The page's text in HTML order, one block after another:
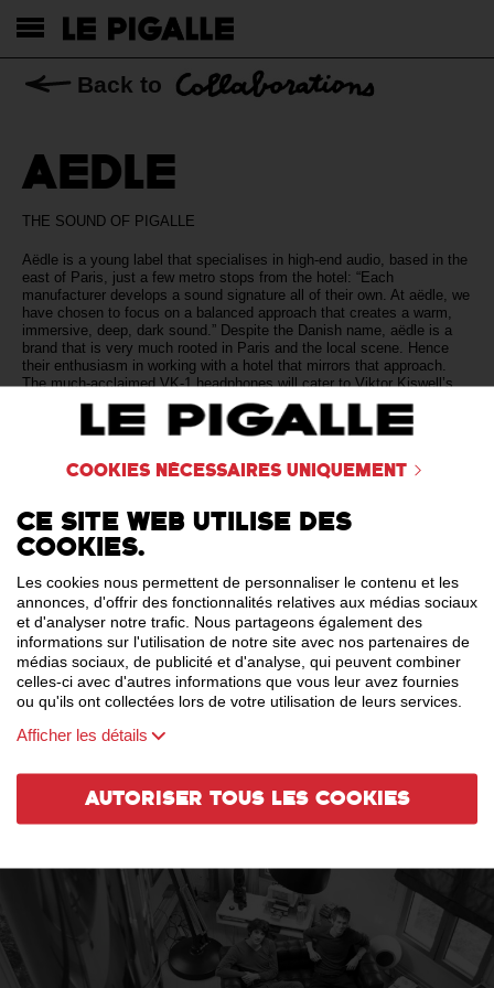
Cookies nécessaires uniquement
Ce site web utilise des
cookies.
Les cookies nous permettent de personnaliser le contenu et les
annonces, d'offrir des fonctionnalités relatives aux médias sociaux
et d'analyser notre trafic. Nous partageons également des
informations sur l'utilisation de notre site avec nos partenaires de
médias sociaux, de publicité et d'analyse, qui peuvent combiner
celles-ci avec d'autres informations que vous leur avez fournies
ou qu'ils ont collectées lors de votre utilisation de leurs services.
Afficher les détails
Autoriser tous les cookies
Back to
AEDLE
THE SOUND OF PIGALLE
Aëdle is a young label that specialises in high-end audio, based in the
east of Paris, just a few metro stops from the hotel: “Each
manufacturer develops a sound signature all of their own. At aëdle, we
have chosen to focus on a balanced approach that creates a warm,
immersive, deep, dark sound.” Despite the Danish name, aëdle is a
brand that is very much rooted in Paris and the local scene. Hence
their enthusiasm in working with a hotel that mirrors that approach.
The much-acclaimed VK-1 headphones will cater to Viktor Kiswell’s
most exacting playlist, featuring three hours of black music,
comprising an exclusive collection of rarities and surprises.